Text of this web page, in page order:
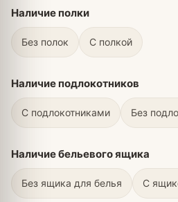
Наличие полки
Без полок С полкой
Наличие подлокотников
С подлокотниками Без
Наличие бельевого ящика
Без ящика для белья С